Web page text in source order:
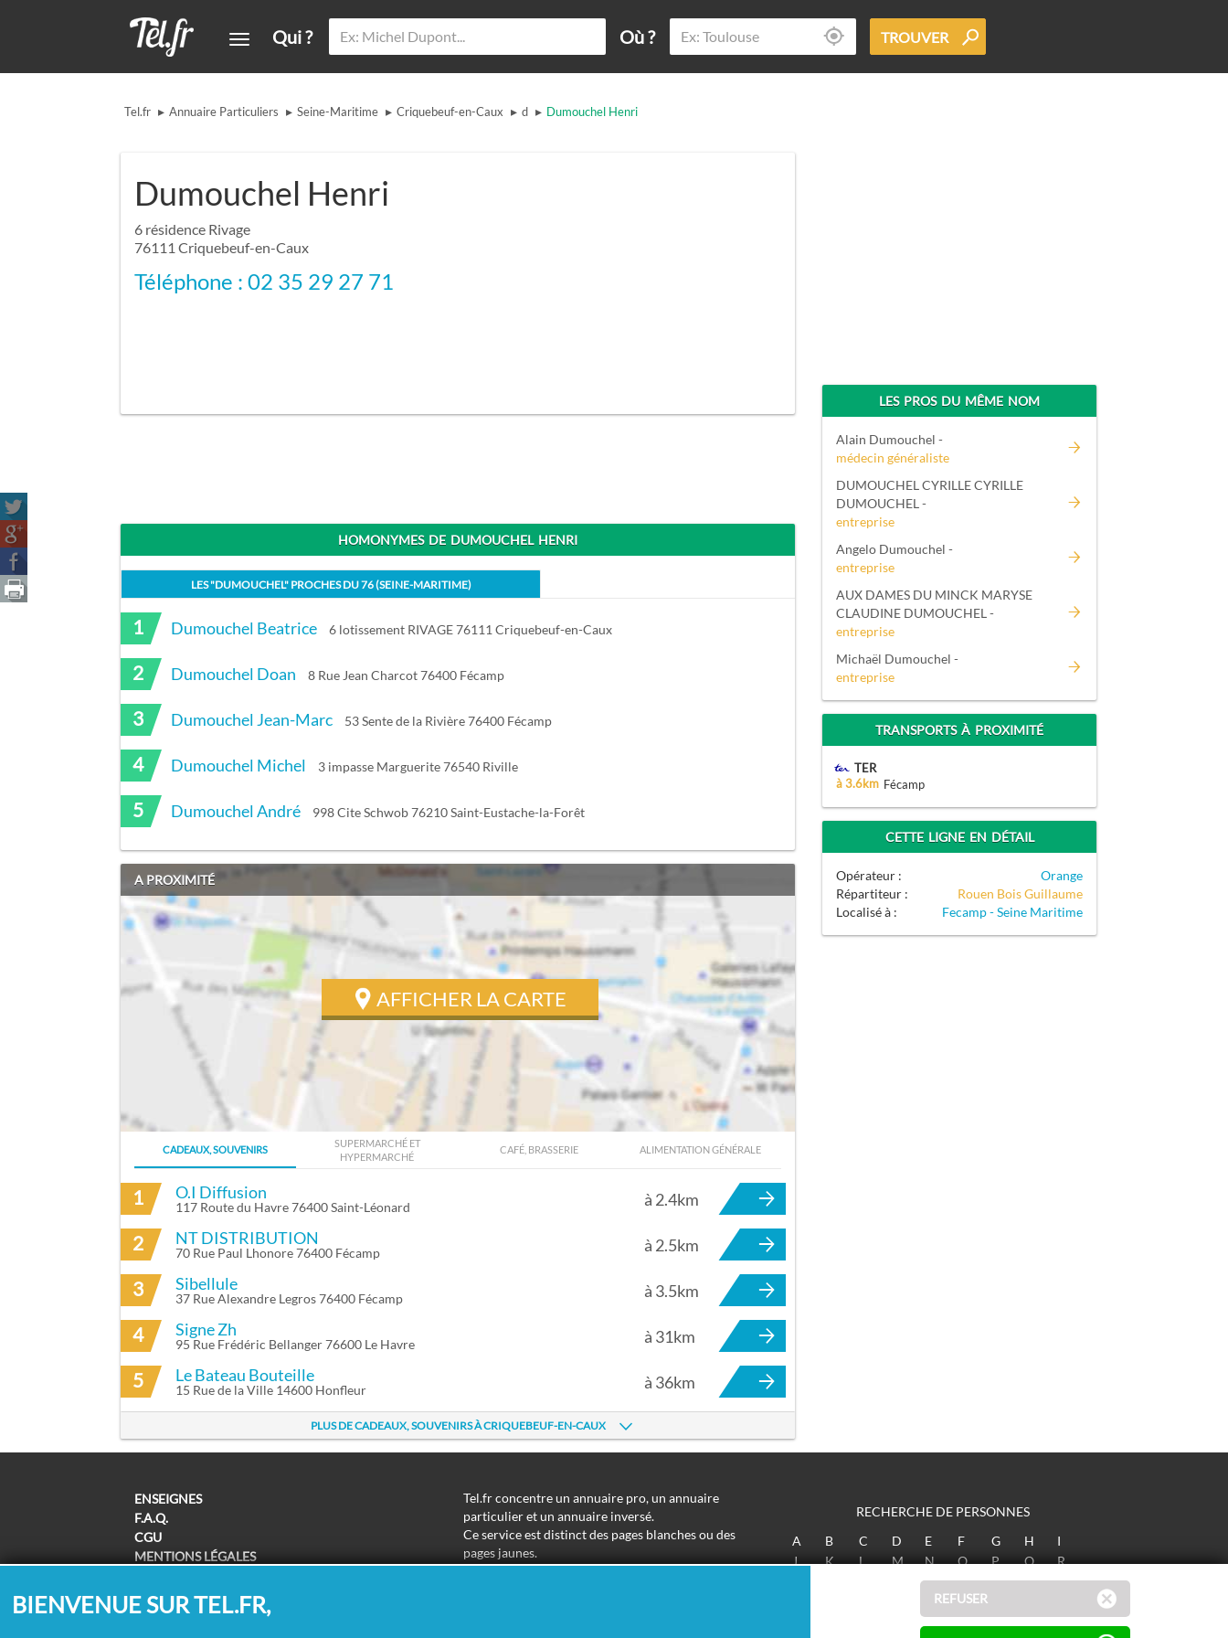
Qui ? Où ? TROUVER
Tel.fr ▸ Annuaire Particuliers ▸ Seine-Maritime ▸ Criquebeuf-en-Caux ▸ d ▸ Dumouchel Henri
Dumouchel Henri
6 résidence Rivage
76111 Criquebeuf-en-Caux
Téléphone : 02 35 29 27 71
HOMONYMES DE DUMOUCHEL HENRI
LES "DUMOUCHEL" PROCHES DU76 (SEINE-MARITIME)
1 Dumouchel Beatrice 6 lotissement RIVAGE 76111 Criquebeuf-en-Caux
2 Dumouchel Doan 8 Rue Jean Charcot 76400 Fécamp
3 Dumouchel Jean-Marc 53 Sente de la Rivière 76400 Fécamp
4 Dumouchel Michel 3 impasse Marguerite 76540 Riville
5 Dumouchel André 998 Cite Schwob 76210 Saint-Eustache-la-Forêt
A PROXIMITÉ
AFFICHER LA CARTE
ITINÉRAIRE VERS DUMOUCHEL HENRI À CRIQUEBEUF-EN-CAUX
CADEAUX, SOUVENIRS
SUPERMARCHÉ ET
HYPERMARCHÉ
CAFÉ, BRASSERIE ALIMENTATION GÉNÉRALE
1 O.I Diffusion
117 Route du Havre 76400 Saint-Léonard à 2.4km
2 NT DISTRIBUTION
70 Rue Paul Lhonore 76400 Fécamp à 2.5km
3 Sibellule
37 Rue Alexandre Legros 76400 Fécamp à 3.5km
4 Signe Zh
95 Rue Frédéric Bellanger 76600 Le Havre à 31km
5 Le Bateau Bouteille
15 Rue de la Ville 14600 Honfleur à 36km
PLUS DE CADEAUX, SOUVENIRS À CRIQUEBEUF-EN-CAUX
LES PROS DU MÊME NOM
Alain Dumouchel -
médecin généraliste
DUMOUCHEL CYRILLE CYRILLE
DUMOUCHEL -
entreprise
Angelo Dumouchel -
entreprise
AUX DAMES DU MINCK MARYSE
CLAUDINE DUMOUCHEL -
entreprise
Michaël Dumouchel -
entreprise
TRANSPORTS À PROXIMITÉ
TER
à 3.6km Fécamp
CETTE LIGNE EN DÉTAIL
Opérateur :
Orange
Répartiteur :
Rouen Bois Guillaume
Localisé à :
Fecamp - Seine Maritime
ENSEIGNES
F.A.Q.
CGU
MENTIONS LÉGALES
POLITIQUE DE COOKIES
MODIFIER MES CHOIX COOKIES
Tel.fr concentre un annuaire pro, un annuaire
particulier et un annuaire inversé.
Ce service est distinct des pages blanches ou des
pages jaunes.
Les informations utilisées peuvent donc varier en
RECHERCHE DE PERSONNES
A
B C D E F G H
I
J
K L M N O P Q
R
W X Y Z
BIENVENUE SUR TEL.FR, REFUSER